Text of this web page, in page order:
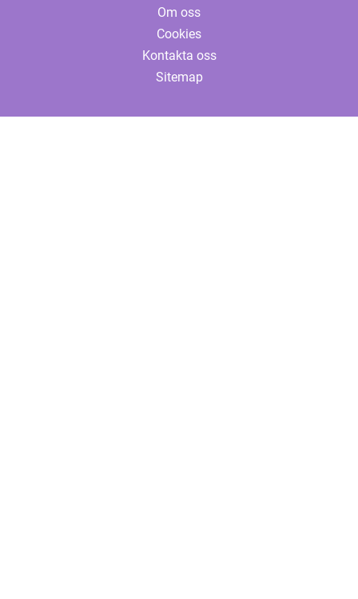
Om oss
Cookies
Kontakta oss
Sitemap